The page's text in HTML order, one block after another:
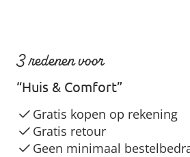
3 redenen voor
“Huis & Comfort”
Gratis kopen op rekening
Gratis retour
Geen minimaal